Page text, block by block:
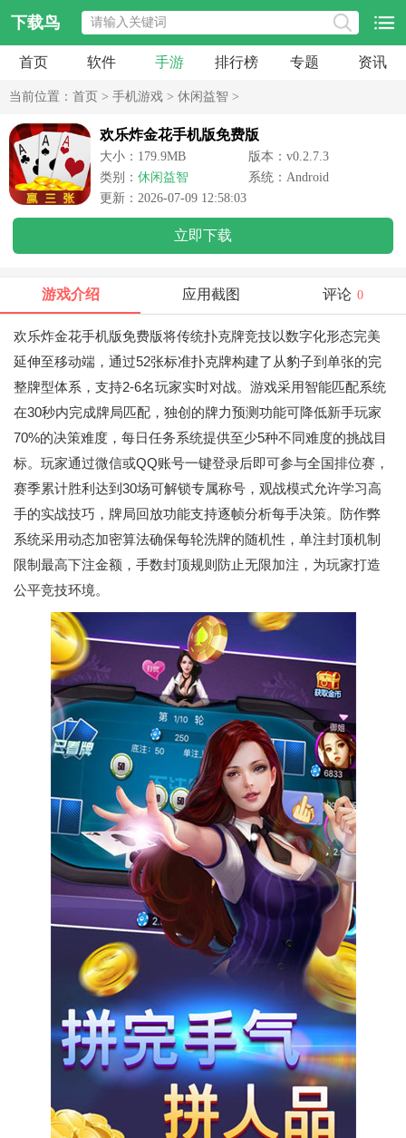
下载鸟
首页 软件 手游 排行榜 专题 资讯
当前位置： 首页 > 手机游戏 > 休闲益智 >
欢乐炸金花手机版免费版
大小：179.9MB
版本：v0.2.7.3
类别： 休闲益智
系统：Android
更新：2026-07-09 12:58:03
立即下载
游戏介绍 应用截图 评论 0
欢乐炸金花手机版免费版将传统扑克牌竞技以数字化形态完美
延伸至移动端，通过52张标准扑克牌构建了从豹子到单张的完
整牌型体系，支持2-6名玩家实时对战。游戏采用智能匹配系统
在30秒内完成牌局匹配，独创的牌力预测功能可降低新手玩家
70%的决策难度，每日任务系统提供至少5种不同难度的挑战目
标。玩家通过微信或QQ账号一键登录后即可参与全国排位赛，
赛季累计胜利达到30场可解锁专属称号，观战模式允许学习高
手的实战技巧，牌局回放功能支持逐帧分析每手决策。防作弊
系统采用动态加密算法确保每轮洗牌的随机性，单注封顶机制
限制最高下注金额，手数封顶规则防止无限加注，为玩家打造
公平竞技环境。